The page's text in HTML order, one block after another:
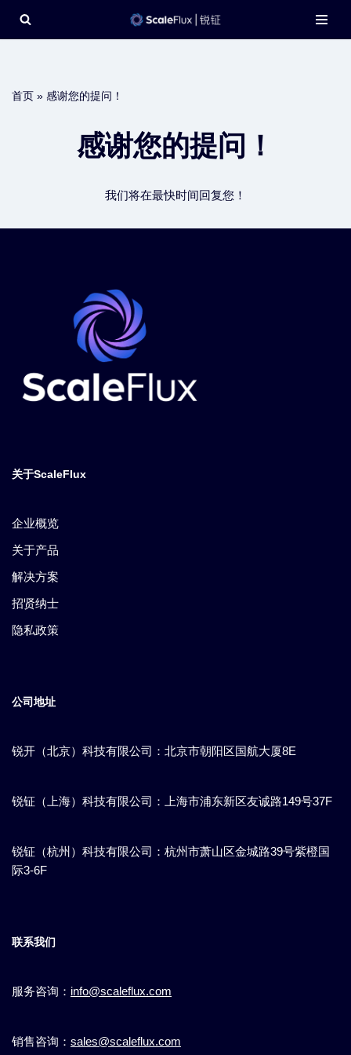
Skip
首页 » 感谢您的提问！
感谢您的提问！
我们将在最快时间回复您！
关于ScaleFlux
企业概览
关于产品
解决方案
招贤纳士
隐私政策
公司地址
锐开（北京）科技有限公司：北京市朝阳区国航大厦8E
锐钲（上海）科技有限公司：上海市浦东新区​友诚路149号37F
锐钲（杭州）科技有限公司：杭州市萧山区金城路39号紫橙国
际3-6F
联系我们
服务咨询： info@scaleflux.com
销售咨询： sales@scaleflux.com